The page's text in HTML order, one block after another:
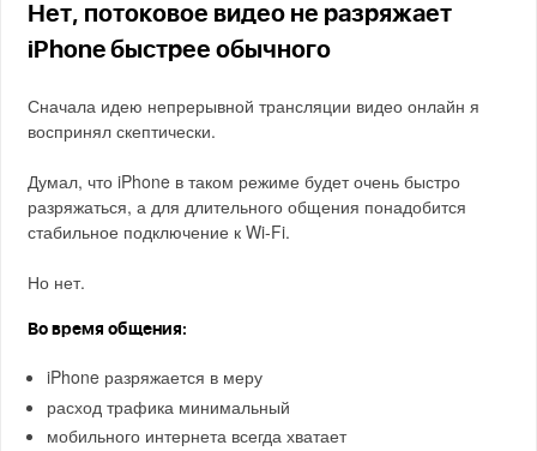
Нет, потоковое видео не разряжает
iPhone быстрее обычного
Сначала идею непрерывной трансляции видео онлайн я
воспринял скептически.
Думал, что iPhone в таком режиме будет очень быстро
разряжаться, а для длительного общения понадобится
стабильное подключение к Wi-Fi.
Но нет.
Во время общения:
iPhone разряжается в меру
расход трафика минимальный
мобильного интернета всегда хватает